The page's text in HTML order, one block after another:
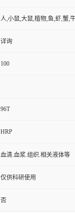
人,小鼠,大鼠,植物,鱼,虾,蟹,
详询
100
96T
HRP
血清.血浆.组织.相关液体等
仅供科研使用
否